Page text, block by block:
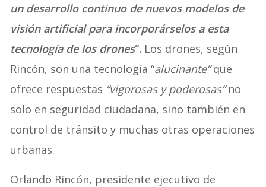
un desarrollo continuo de nuevos modelos de
visión artificial para incorporárselos a esta
tecnología de los drones“. Los drones, según
Rincón, son una tecnología “alucinante”que
ofrece respuestas “vigorosas y poderosas”no
solo en seguridad ciudadana, sino también en
control de tránsito y muchas otras operaciones
urbanas.
Orlando Rincón, presidente ejecutivo de